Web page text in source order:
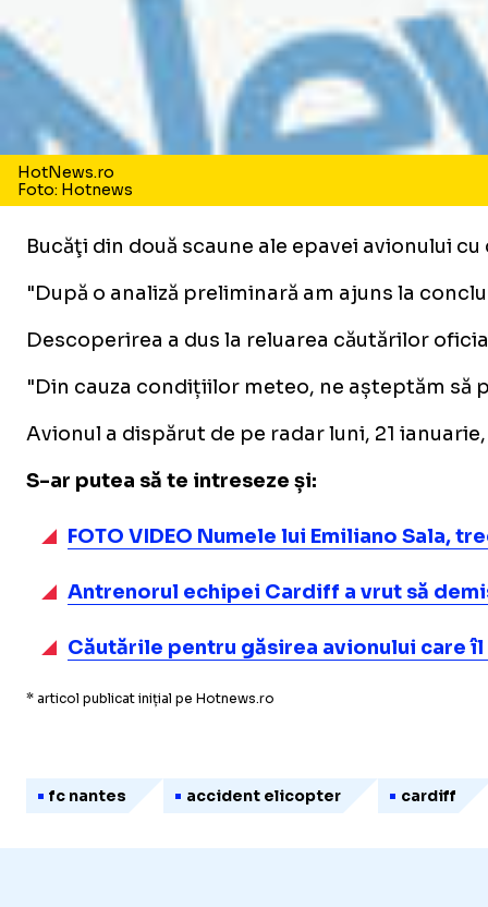
HotNews.ro
Foto: Hotnews
Bucăţi din două scaune ale epavei avionului
"După o analiză preliminară am ajuns la
Descoperirea a dus la reluarea căutărilor
"Din cauza condițiilor meteo, ne așteptăm să
Avionul a dispărut de pe radar luni, 21
S-ar putea să te intreseze și:
FOTO VIDEO Numele lui Emiliano Sala,
Antrenorul echipei Cardiff a vrut să
Căutările pentru găsirea avionului care
* articol publicat inițial pe Hotnews.ro
fc nantes accident elicopter cardiff